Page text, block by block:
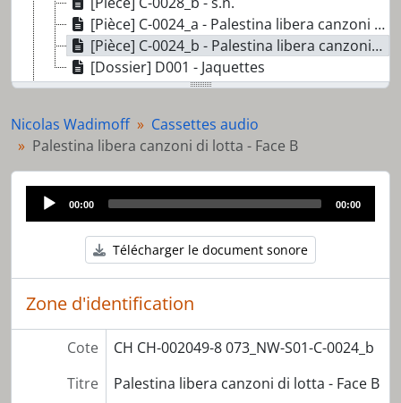
[Pièce] C-0024_a - Palestina libera canzoni di lotta - Face A
[Pièce] C-0024_b - Palestina libera canzoni di lotta - Face B
[Dossier] D001 - Jaquettes
[Série] S02 - Diverses publications
[Série] S04 - Autocollants et photographies
[Pièce] AC_aff_0091 - Les Karotte Kiri Tour '88
Nicolas Wadimoff
Cassettes audio
Palestina libera canzoni di lotta - Face B
Audio
Player
00:00 00:00
Télécharger le document sonore
Zone d'identification
Cote
CH CH-002049-8 073_NW-S01-C-0024_b
Titre
Palestina libera canzoni di lotta - Face B